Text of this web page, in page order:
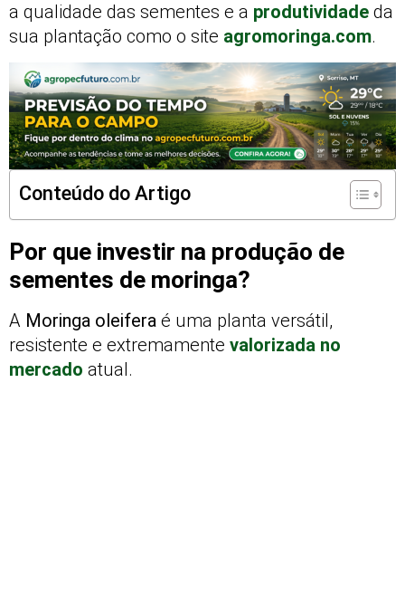
a qualidade das sementes e a produtividade da
sua plantação como o site agromoringa.com.
Conteúdo do Artigo
Por que investir na produção de
sementes de moringa?
A Moringa oleifera é uma planta versátil,
resistente e extremamente valorizada no
mercado atual.